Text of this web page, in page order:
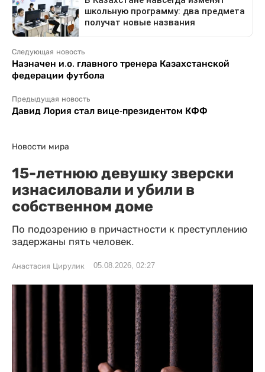
Следующая новость
Назначен и.о. главного тренера Казахстанской
федерации футбола
Предыдущая новость
Давид Лория стал вице-президентом КФФ
Новости мира
15-летнюю девушку зверски
изнасиловали и убили в
собственном доме
По подозрению в причастности к преступлению
задержаны пять человек.
Анастасия Цирулик 05.08.2026, 02:27